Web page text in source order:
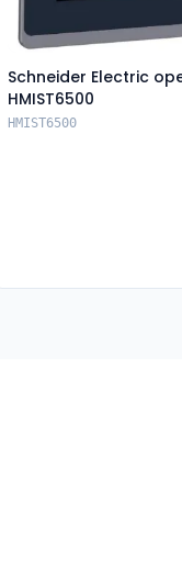
Schneider Electric
HMIST6500
HMIST6500